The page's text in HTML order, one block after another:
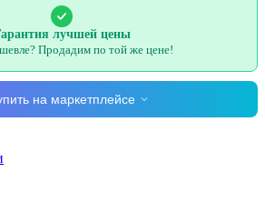
лучшей цены
Продадим по той же цене!
на маркетплейсе